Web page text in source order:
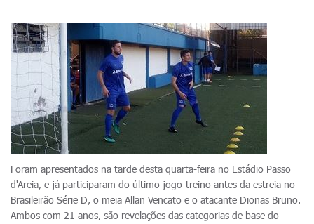
Foram apresentados na tarde desta quarta-feira no Estádio Passo
d'Areia, e já participaram do último jogo-treino antes da estreia no
Brasileirão Série D, o meia Allan Vencato e o atacante Dionas Bruno.
Ambos com 21 anos, são revelações das categorias de base do